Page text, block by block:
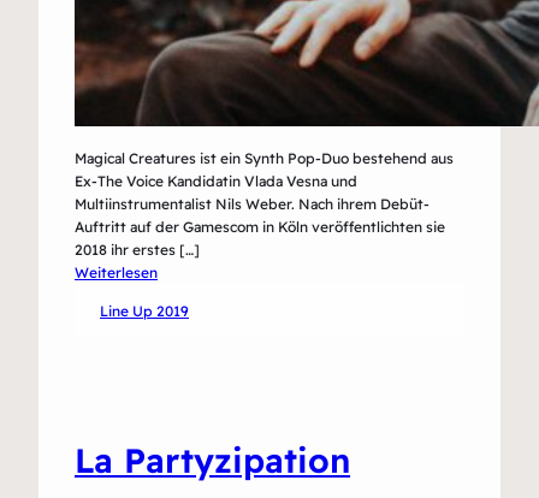
Magical Creatures ist ein Synth Pop-Duo bestehend aus
Ex-The Voice Kandidatin Vlada Vesna und
Multiinstrumentalist Nils Weber. Nach ihrem Debüt-
Auftritt auf der Gamescom in Köln veröffentlichten sie
2018 ihr erstes […]
Weiterlesen:
Creatures
Line Up 2019
La Partyzipation